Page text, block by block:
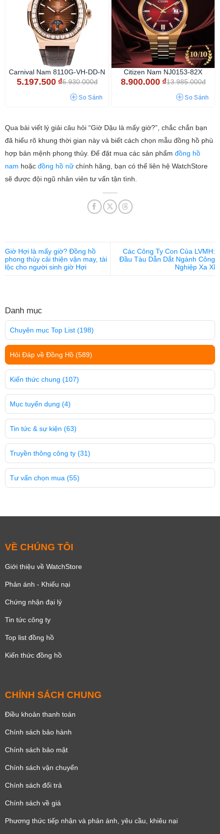
Carnival Nam 8110G-VH-DD-N
5.197.500 ₫6.930.000đ
So Sánh
Citizen Nam NJ0153-82X
8.900.000 ₫13.985.000đ
So Sánh
Qua bài viết lý giải câu hỏi “Giờ Dậu là mấy giờ?”, chắc chắn bạn
đã hiểu rõ khung thời gian này và biết cách chọn mẫu đồng hồ phù
hợp bản mệnh phong thủy. Để đặt mua các sản phẩm đồng hồ
nam hoặc đồng hồ nữ chính hãng, bạn có thể liên hệ WatchStore
sẽ được đội ngũ nhân viên tư vấn tận tình.
Giờ Hợi là mấy giờ? Đồng hồ
phong thủy cải thiện vận may, tài
lộc cho người sinh giờ Hợi
Các Công Ty Con Của LVMH:
Đầu Tàu Dẫn Dắt Ngành Công
Nghiệp Xa Xỉ
Danh mục
Chuyên mục Top List (198)
Hỏi Đáp về Đồng Hồ (589)
Kiến thức chung (107)
Mục tuyển dụng (4)
Tin tức & sự kiện (63)
Truyền thông công ty (31)
Tư vấn chọn mua (55)
VỀ CHÚNG TÔI
Giới thiệu về WatchStore
Phản ánh - Khiếu nại
Chứng nhận đại lý
Tin tức công ty
Top list đồng hồ
Kiến thức đồng hồ
CHÍNH SÁCH CHUNG
Điều khoản thanh toán
Chính sách bảo hành
Chính sách bảo mật
Chính sách vận chuyển
Chính sách đổi trả
Chính sách về giá
Phương thức tiếp nhận và phản ánh, yêu cầu, khiêu nại